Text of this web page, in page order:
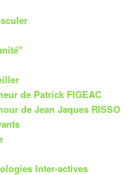
de Patrick FIGEAC
de Jean Jaques RISSO
Inter-actives